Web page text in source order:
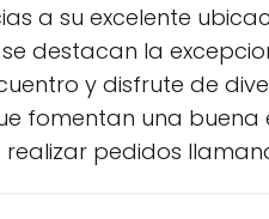
a su excelente
destacan la
y disfrute de
fomentan una buena
pedidos